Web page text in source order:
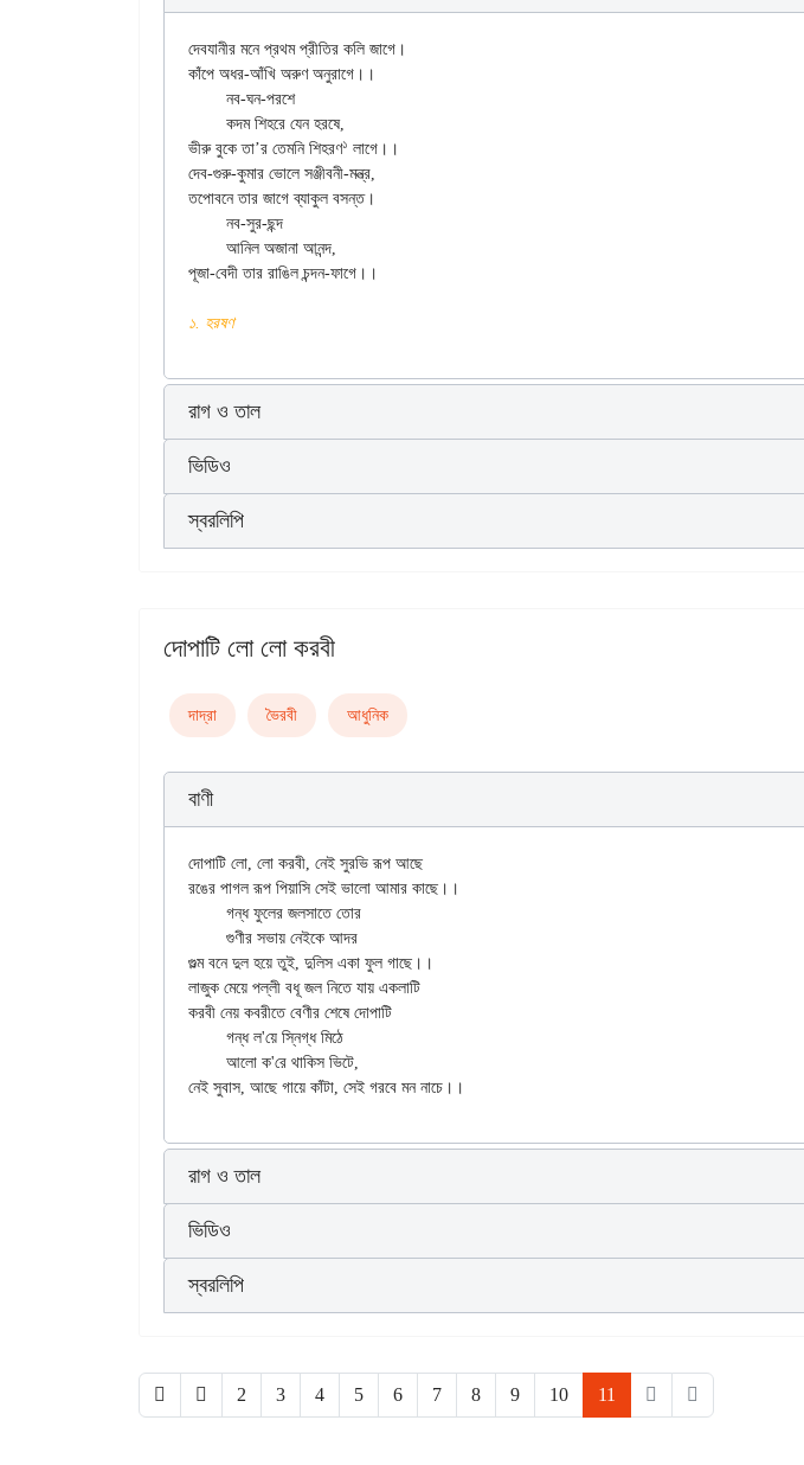
দেবযানীর মনে প্রথম প্রীতির কলি জাগে।
কাঁপে অধর-আঁখি অরুণ অনুরাগে।।
ভীরু বুকে তা’র তেমনি শিহরণ১ লাগে।।
দেব-গুরু-কুমার ভোলে সঞ্জীবনী-মন্ত্র,
তপোবনে তার জাগে ব্যাকুল বসন্ত।
পূজা-বেদী তার রাঙিল চন্দন-ফাগে।।
রাগ ও তাল
ভিডিও
স্বরলিপি
দোপাটি লো লো করবী
দাদ্‌রা ভৈরবী আধুনিক
বাণী
দোপাটি লো, লো করবী, নেই সুরভি রূপ আছে
রঙের পাগল রূপ পিয়াসি সেই ভালো আমার কাছে।।
গুল্ম বনে দুল হয়ে তুই, দুলিস একা ফুল গাছে।।
লাজুক মেয়ে পল্লী বধূ জল নিতে যায় একলাটি
করবী নেয় কবরীতে বেণীর শেষে দোপাটি
রাগ ও তাল
ভিডিও
স্বরলিপি
2 3 4 5 6 7 8 9 10 11